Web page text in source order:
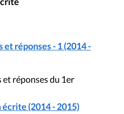
réponses - 1 (2014 -
réponses du 1er
écrite (2014 - 2015)